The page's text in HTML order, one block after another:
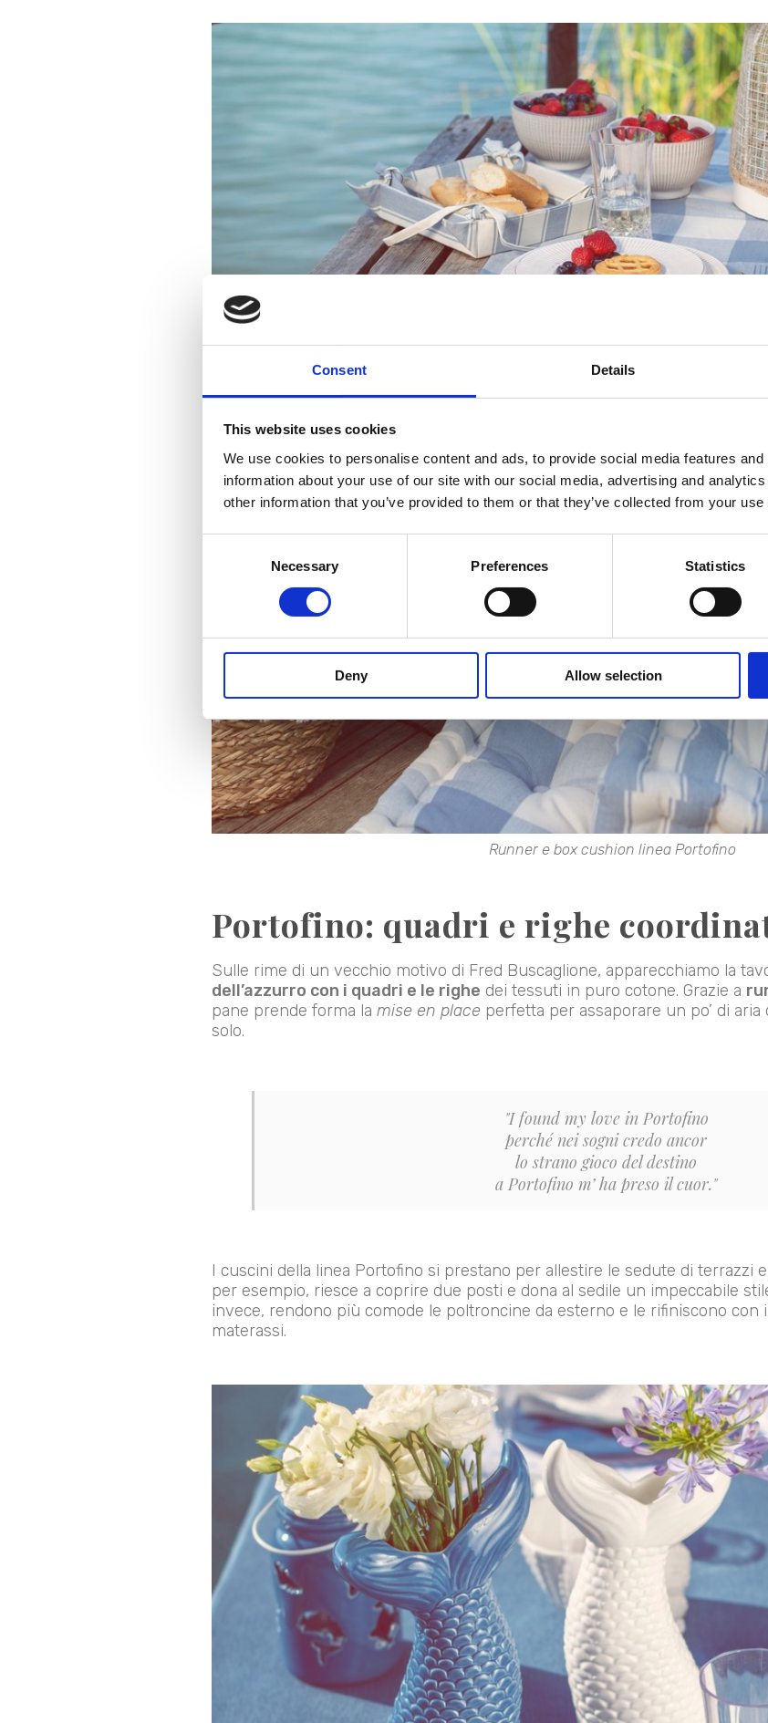
Consent Details
This website uses cookies
We use cookies to personalise content and ads, to provide social media features
information about your use of our site with our social media, advertising and
other information that you’ve provided to them or that they’ve collected from your
Necessary Preferences Statistics
Deny Allow selection
Runner e box cushion linea Portofino
Portofino: quadri e righe
Sulle rime di un vecchio motivo di Fred Buscaglione, apparecchiamo la
dell’azzurro con i quadri e le righe dei tessuti in puro cotone. Grazie a
pane prende forma la mise en placeperfetta per assaporare un po’ di
solo.
"I found my love in Portofino
perché nei sogni credo ancor
lo strano gioco del destino
a Portofino m’ ha preso il cuor."
I cuscini della linea Portofino si prestano per allestire le sedute di terrazzi
per esempio, riesce a coprire due posti e dona al sedile un impeccabile
invece, rendono più comode le poltroncine da esterno e le rifiniscono con
materassi.